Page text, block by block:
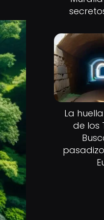
La
de los